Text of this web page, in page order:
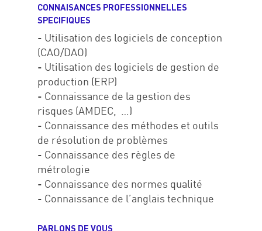
CONNAISANCES PROFESSIONNELLES
SPECIFIQUES
- Utilisation des logiciels de conception
(CAO/DAO)
- Utilisation des logiciels de gestion de
production (ERP)
- Connaissance de la gestion des
risques (AMDEC, …)
- Connaissance des méthodes et outils
de résolution de problèmes
- Connaissance des règles de
métrologie
- Connaissance des normes qualité
- Connaissance de l’anglais technique
PARLONS DE VOUS
Accueil
Expertises
Réalisations
#We are